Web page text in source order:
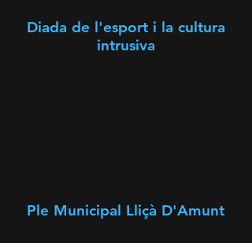
Diada de l'esport i la cultura
intrusiva
Ple Municipal Lliçà D'Amunt